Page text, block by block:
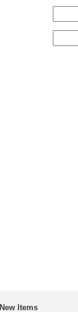
New Items